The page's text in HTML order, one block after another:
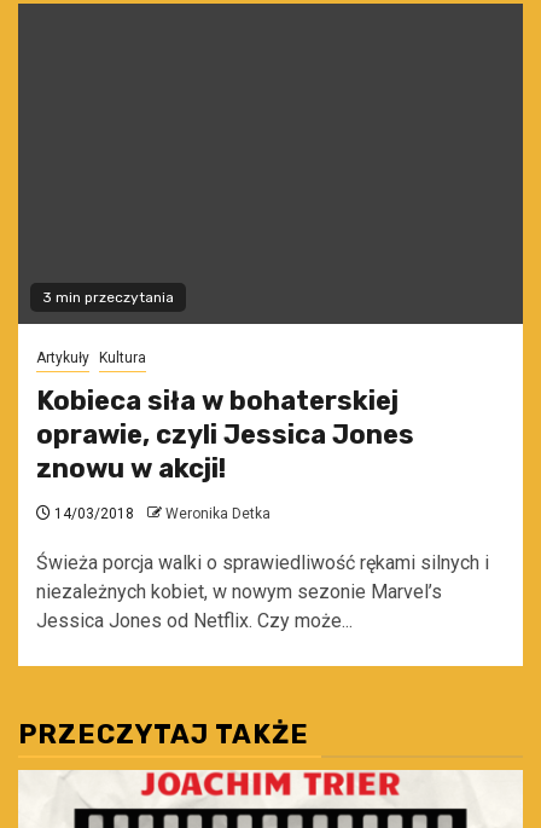
3 min przeczytania
Artykuły Kultura
Kobieca siła w bohaterskiej
oprawie, czyli Jessica Jones
znowu w akcji!
14/03/2018 Weronika Detka
Świeża porcja walki o sprawiedliwość rękami silnych i
niezależnych kobiet, w nowym sezonie Marvel’s
Jessica Jones od Netflix. Czy może...
PRZECZYTAJ TAKŻE